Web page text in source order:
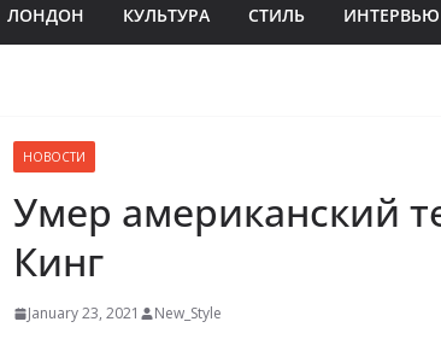
ЛОНДОН КУЛЬТУРА СТИЛЬ ИНТЕРВЬЮ
НОВОСТИ
Умер американский
Кинг
January 23, 2021 New_Style